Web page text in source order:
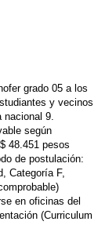
grado 05 a los
y vecinos
9.
según
48.451 pesos
de postulación:
Categoría F,
en oficinas del
(Curriculum